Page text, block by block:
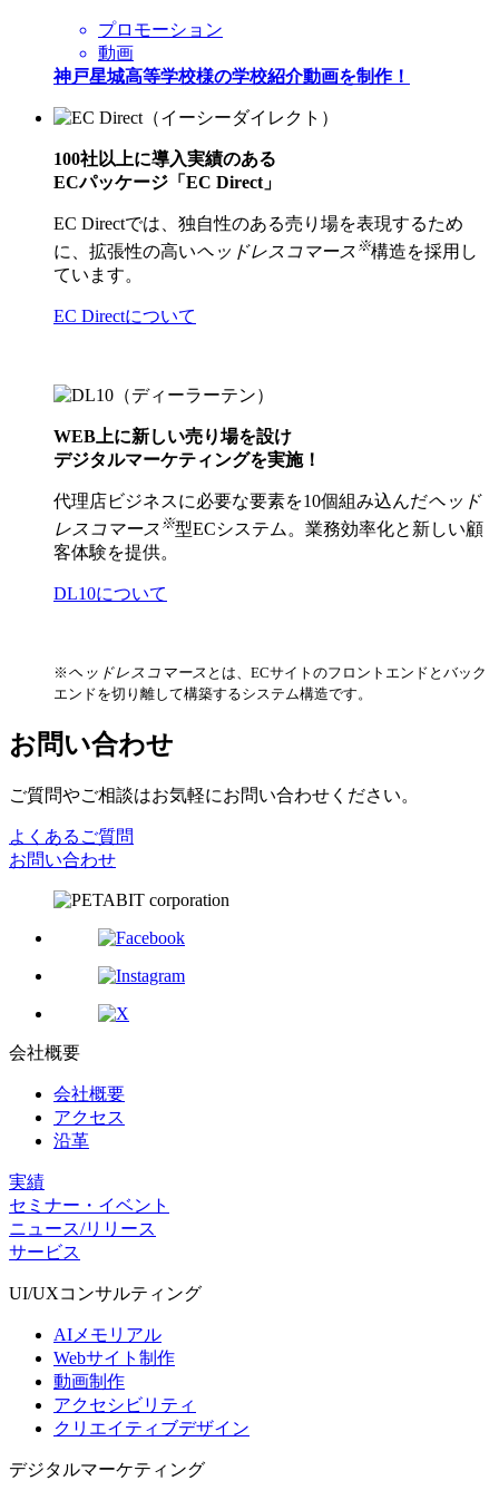
プロモーション
動画
神戸星城高等学校様の学校紹介動画を制作！
100社以上に導入実績のある
ECパッケージ「EC Direct」
EC Directでは、独自性のある売り場を表現するため
に、拡張性の高いヘッドレスコマース ※構造を採用し
ています。
EC Directについて
WEB上に新しい売り場を設け
デジタルマーケティングを実施！
代理店ビジネスに必要な要素を10個組み込んだヘッド
レスコマース ※型ECシステム。業務効率化と新しい顧
客体験を提供。
DL10について
※ ヘッドレスコマース とは、ECサイトのフロントエンドとバック
エンドを切り離して構築するシステム構造です。
お問い合わせ
ご質問やご相談はお気軽にお問い合わせください。
よくあるご質問
お問い合わせ
会社概要
会社概要
アクセス
沿革
実績
セミナー・イベント
ニュース/リリース
サービス
UI/UXコンサルティング
AIメモリアル
Webサイト制作
動画制作
アクセシビリティ
クリエイティブデザイン
デジタルマーケティング